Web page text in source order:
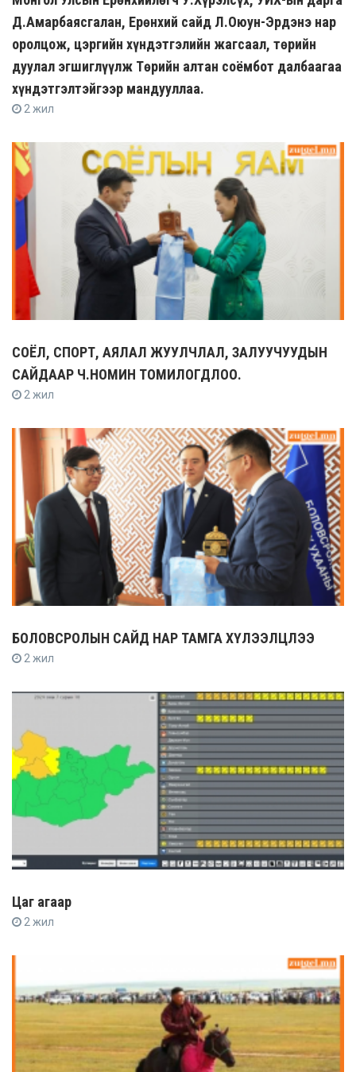
Д.Амарбаясгалан, Ерөнхий сайд Л.Оюун-Эрдэнэ нар
оролцож, цэргийн хүндэтгэлийн жагсаал, төрийн
дуулал эгшиглүүлж Төрийн алтан соёмбот далбаагаа
хүндэтгэлтэйгээр мандууллаа.
2 жил
СОЁЛ, СПОРТ, АЯЛАЛ ЖУУЛЧЛАЛ, ЗАЛУУЧУУДЫН
САЙДААР Ч.НОМИН ТОМИЛОГДЛОО.
2 жил
БОЛОВСРОЛЫН САЙД НАР ТАМГА ХҮЛЭЭЛЦЛЭЭ
2 жил
Цаг агаар
2 жил